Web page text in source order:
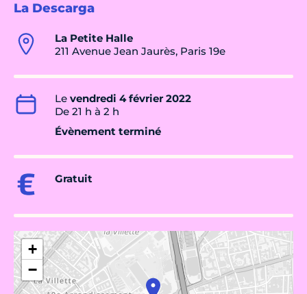
La Descarga
La Petite Halle
211 Avenue Jean Jaurès, Paris 19e
Le vendredi 4 février 2022
De 21 h à 2 h
Évènement terminé
Gratuit
+
−